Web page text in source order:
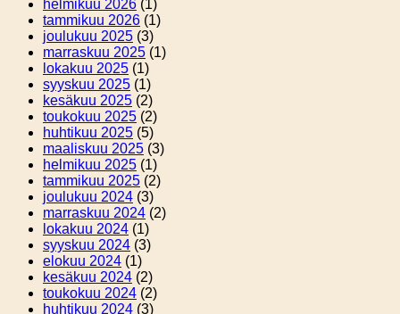
helmikuu 2026 (1)
tammikuu 2026 (1)
joulukuu 2025 (3)
marraskuu 2025 (1)
lokakuu 2025 (1)
syyskuu 2025 (1)
kesäkuu 2025 (2)
toukokuu 2025 (2)
huhtikuu 2025 (5)
maaliskuu 2025 (3)
helmikuu 2025 (1)
tammikuu 2025 (2)
joulukuu 2024 (3)
marraskuu 2024 (2)
lokakuu 2024 (1)
syyskuu 2024 (3)
elokuu 2024 (1)
kesäkuu 2024 (2)
toukokuu 2024 (2)
huhtikuu 2024 (3)